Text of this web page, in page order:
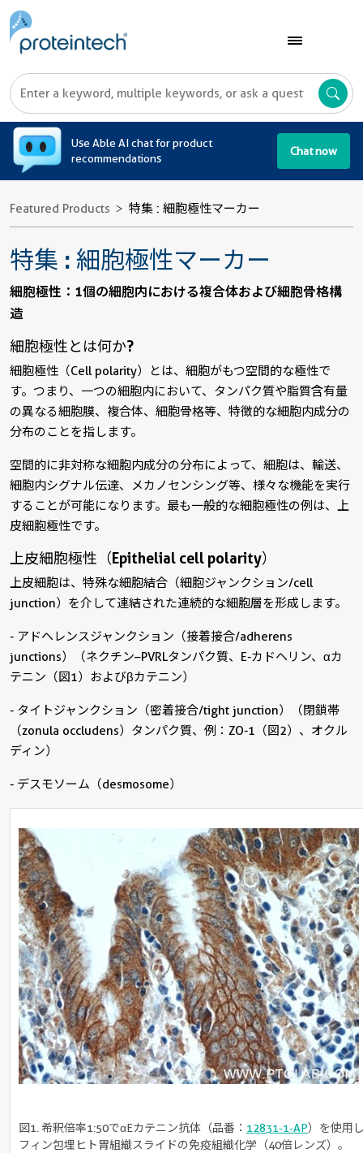
Use Able AI chat for product
recommendations
Chat now
Featured Products 特集 : 細胞極性マーカー
特集 : 細胞極性マーカー
細胞極性：1個の細胞内における複合体および細胞骨格構
造
細胞極性とは何か?
細胞極性（Cell polarity）とは、細胞がもつ空間的な極性で
す。つまり、一つの細胞内において、タンパク質や脂質含有量
の異なる細胞膜、複合体、細胞骨格等、特徴的な細胞内成分の
分布のことを指します。
空間的に非対称な細胞内成分の分布によって、細胞は、輸送、
細胞内シグナル伝達、メカノセンシング等、様々な機能を実行
することが可能になります。最も一般的な細胞極性の例は、上
皮細胞極性です。
上皮細胞極性（Epithelial cell polarity）
上皮細胞は、特殊な細胞結合（細胞ジャンクション/cell
junction）を介して連結された連続的な細胞層を形成します。
- アドヘレンスジャンクション（接着接合/adherens
junctions）（ネクチン–PVRLタンパク質、E-カドヘリン、αカ
テニン（図1）およびβカテニン）
- タイトジャンクション（密着接合/tight junction）（閉鎖帯
（zonula occludens）タンパク質、例：ZO-1（図2）、オクル
ディン）
- デスモソーム（desmosome）
図1. 希釈倍率1:50でαEカテニン抗体（品番： 12831-1-AP）を使用
フィン包埋ヒト胃組織スライドの免疫組織化学（40倍レンズ）。